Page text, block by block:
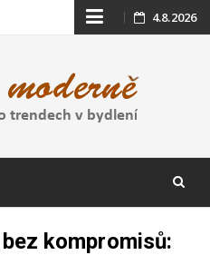
Skip
content
4.8.2026
kompromisů: